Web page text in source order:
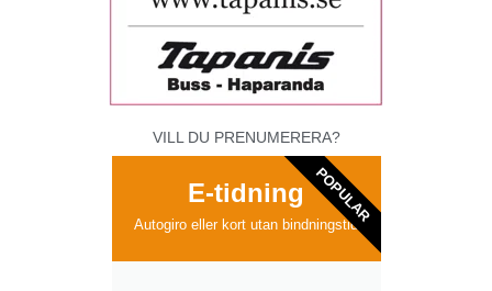
VILL DU PRENUMERERA?
E-tidning
Autogiro eller kort utan bindningstid
POPULAR